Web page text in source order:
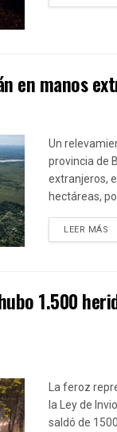
en manos
Un
provincia de
extranjeros,
hectáreas,
LEER MÁS
1.500
La feroz
la Ley de
saldó de